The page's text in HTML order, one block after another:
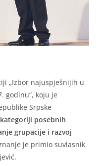
„Izbоr nајuspјеšniјih u
godinu“, koju je
Srpske
posebnih
grupacije i razvoj
je primio suvlasnik